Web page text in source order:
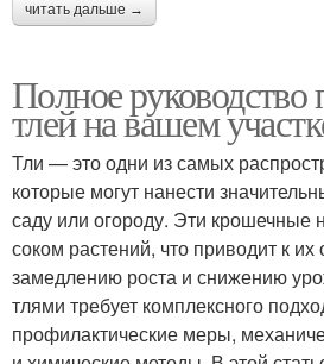
читать дальше →
Полное руководство
тлей на вашем
Тли — это одни из самых
которые могут нанести
саду или огороду. Эти крошечные
соком растений, что приводит к
замедлению роста и снижению
тлями требует комплексного
профилактические меры,